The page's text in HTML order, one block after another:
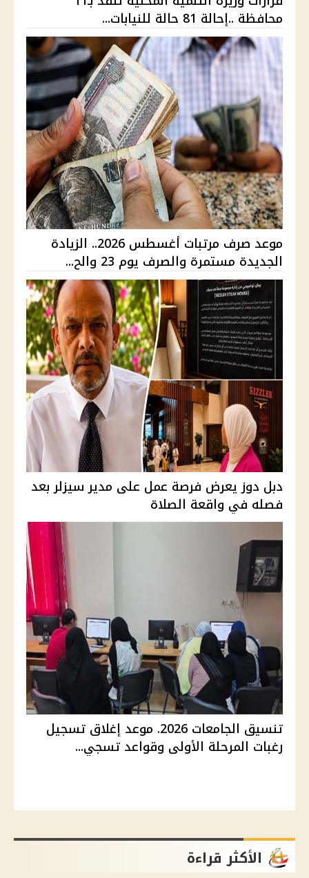
محافظة ..إحالة 81 حالة للنيابات...
موعد صرف مرتبات أغسطس 2026.. الزيادة
الجديدة مستمرة والصرف يوم 23 والح...
دبل دوز يعرض فرصة عمل على مدير سيزلر بعد
فصله في واقعة الصلاة
تنسيق الجامعات 2026. موعد إغلاق تسجيل
رغبات المرحلة الأولى وقواعد تسجي...
الأكثر قراءة